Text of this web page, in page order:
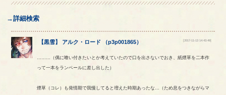
→詳細検索
【黒雪】 アルク ・ ロード （p3p001865） [2017-11-13 14:43:49]
………（偶に喰い付きたいとか考えていたので口を出さないでおき、紙煙草を二本作
って一本をランベールに差し出した）
煙草（コレ）も発情期で我慢してると増えた時期あったな…（ため息をつきながらマ